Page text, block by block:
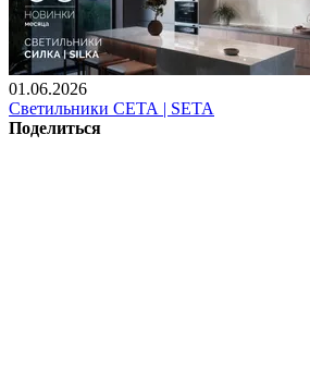
01.06.2026
Светильники СЕТА | SETA
Поделиться